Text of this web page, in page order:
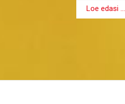
Loe edasi …